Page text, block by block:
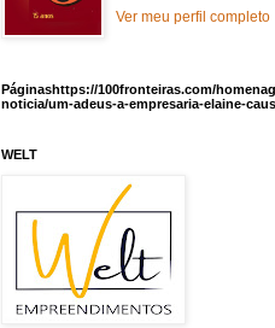
Ver meu perfil completo
Páginashttps://100fronteiras.com/
noticia/um-adeus-a-empresaria-elaine-
WELT